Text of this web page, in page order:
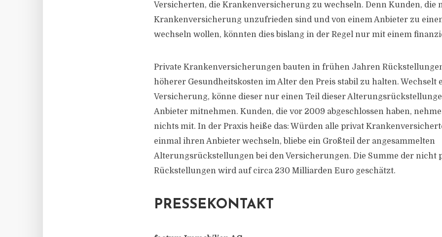
Versicherten, die Krankenversicherung zu wechseln. Denn Kunden, die
Krankenversicherung unzufrieden sind und von einem Anbieter zu
wechseln wollen, könnten dies bislang in der Regel nur mit einem
Private Krankenversicherungen bauten in frühen Jahren
höherer Gesundheitskosten im Alter den Preis stabil zu halten. Wechselt
Versicherung, könne dieser nur einen Teil dieser
Anbieter mitnehmen. Kunden, die vor 2009 abgeschlossen haben,
nichts mit. In der Praxis heiße das: Würden alle privat
einmal ihren Anbieter wechseln, bliebe ein Großteil der angesammelten
Alterungsrückstellungen bei den Versicherungen. Die Summe der nicht
Rückstellungen wird auf circa 230 Milliarden Euro geschätzt.
PRESSEKONTAKT